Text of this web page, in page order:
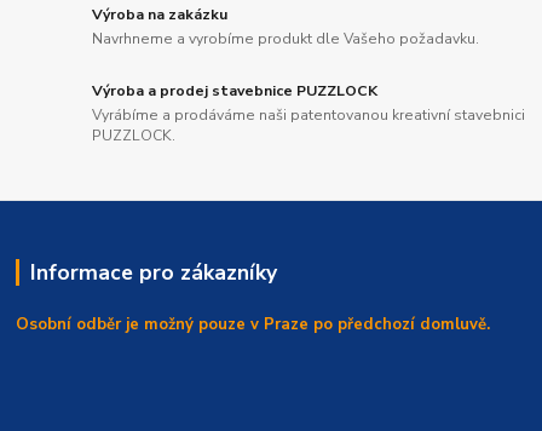
Výroba na zakázku
Navrhneme a vyrobíme produkt dle Vašeho požadavku.
Výroba a prodej stavebnice PUZZLOCK
Vyrábíme a prodáváme naši patentovanou kreativní stavebnici
PUZZLOCK.
Informace pro zákazníky
Osobní odběr je možný pouze v Praze po předchozí domluvě.